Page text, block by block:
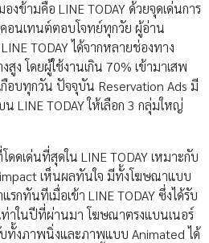
ข้ามคือ LINE TODAY ด้วยจุดเด่นการ
อนเทนต์ตอบโจทย์ทุกวัย ผู้อ่าน
TODAY ได้จากหลายช่องทาง
ง โดยผู้ใช้งานเกิน 70% เข้ามาเสพ
อบทุกวัน ปัจจุบัน Reservation Ads มี
LINE TODAY ให้เลือก 3 กลุ่มใหญ่
ดเด่นที่สุดใน LINE TODAY เหมาะกับ
เห็นผลทันใจ มีทั้งโฆษณาแบบ
กทันทีเมื่อเข้า LINE TODAY ซึ่งได้รับ
าในปีที่ผ่านมา โฆษณาตรงแบนเนอร์
ทั้งภาพนิ่งและภาพแบบ Animated ได้